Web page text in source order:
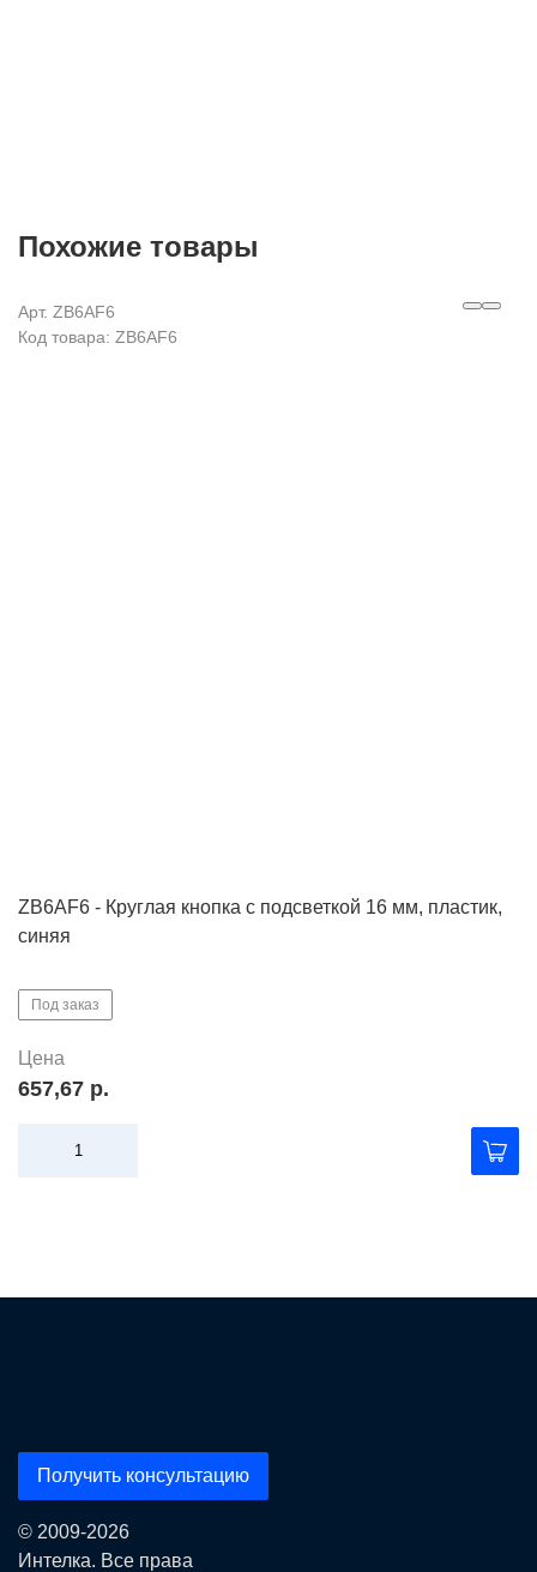
Похожие товары
Арт. ZB6AF6
Код товара: ZB6AF6
ZB6AF6 - Круглая кнопка с подсветкой 16 мм, пластик,
синяя
Под заказ
Цена
657,67 р.
Получить консультацию
© 2009-2026
Интелка. Все права